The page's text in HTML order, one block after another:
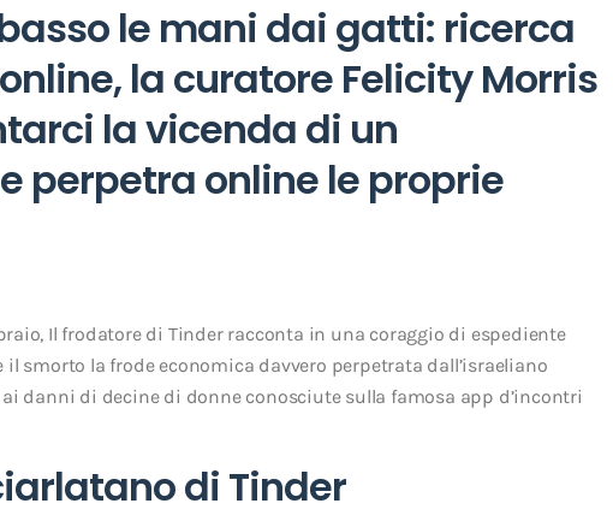
le mani dai gatti: ricerca
la curatore Felicity Morris
la vicenda di un
perpetra online le proprie
Il frodatore di Tinder racconta in una coraggio di espediente
smorto la frode economica davvero perpetrata dall’israeliano
ai danni di decine di donne conosciute sulla famosa app d’incontri
di Tinder